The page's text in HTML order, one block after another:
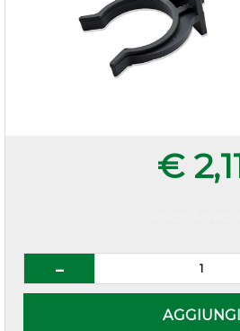
€
AGGIUNGI